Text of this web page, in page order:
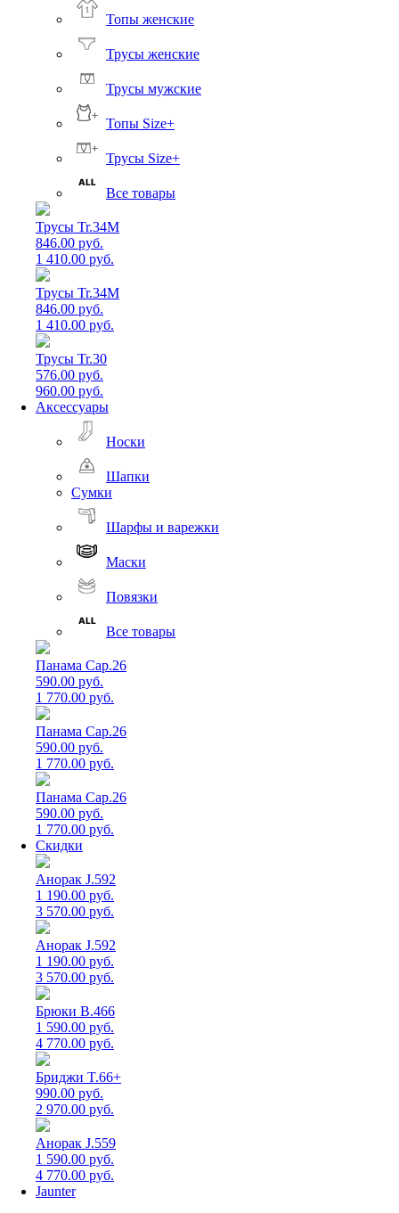
Топы женские
Трусы женские
Трусы мужские
Топы Size+
Трусы Size+
Все товары
Трусы Tr.34M
846.00 руб.
1 410.00 руб.
Трусы Tr.34M
846.00 руб.
1 410.00 руб.
Трусы Tr.30
576.00 руб.
960.00 руб.
Аксессуары
Носки
Шапки
Сумки
Шарфы и варежки
Маски
Повязки
Все товары
Панама Cap.26
590.00 руб.
1 770.00 руб.
Панама Cap.26
590.00 руб.
1 770.00 руб.
Панама Cap.26
590.00 руб.
1 770.00 руб.
Скидки
Анорак J.592
1 190.00 руб.
3 570.00 руб.
Анорак J.592
1 190.00 руб.
3 570.00 руб.
Брюки B.466
1 590.00 руб.
4 770.00 руб.
Бриджи T.66+
990.00 руб.
2 970.00 руб.
Анорак J.559
1 590.00 руб.
4 770.00 руб.
Jaunter